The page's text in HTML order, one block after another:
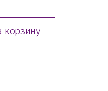
корзину